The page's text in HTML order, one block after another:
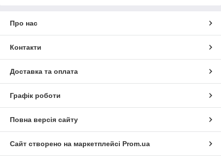
Про нас
Контакти
Доставка та оплата
Графік роботи
Повна версія сайту
Сайт створено на маркетплейсі Prom.ua